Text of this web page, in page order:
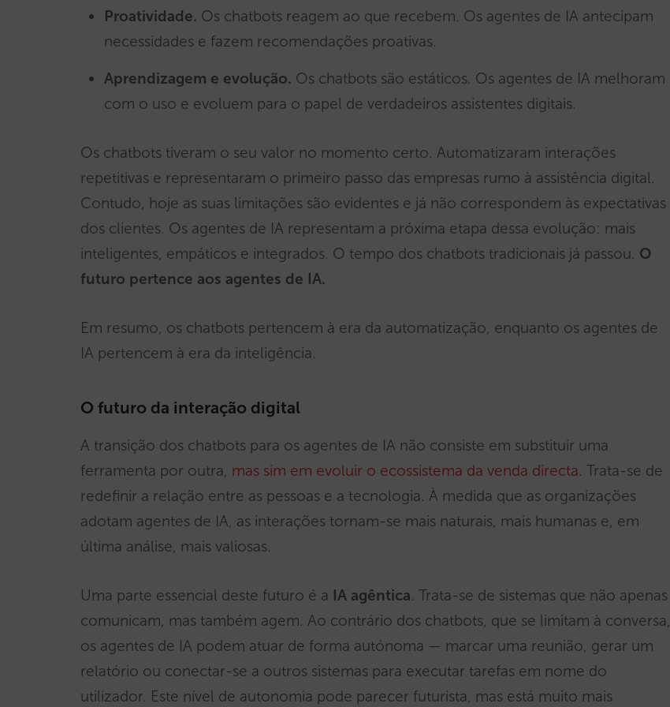
Proatividade. Os chatbots reagem ao que recebem. Os agentes de IA antecipam
necessidades e fazem recomendações proativas.
Aprendizagem e evolução. Os chatbots são estáticos. Os agentes de IA melhoram
com o uso e evoluem para o papel de verdadeiros assistentes digitais.
Os chatbots tiveram o seu valor no momento certo. Automatizaram interações
repetitivas e representaram o primeiro passo das empresas rumo à assistência digital.
Contudo, hoje as suas limitações são evidentes e já não correspondem às expectativas
dos clientes. Os agentes de IA representam a próxima etapa dessa evolução: mais
inteligentes, empáticos e integrados. O tempo dos chatbots tradicionais já passou. O
futuro pertence aos agentes de IA.
Em resumo, os chatbots pertencem à era da automatização, enquanto os agentes de
IA pertencem à era da inteligência.
O futuro da interação digital
A transição dos chatbots para os agentes de IA não consiste em substituir uma
ferramenta por outra, mas sim em evoluir o ecossistema da venda directa. Trata-se de
redefinir a relação entre as pessoas e a tecnologia. À medida que as organizações
adotam agentes de IA, as interações tornam-se mais naturais, mais humanas e, em
última análise, mais valiosas.
Uma parte essencial deste futuro é a IA agêntica. Trata-se de sistemas que não apenas
comunicam, mas também agem. Ao contrário dos chatbots, que se limitam à conversa,
os agentes de IA podem atuar de forma autónoma — marcar uma reunião, gerar um
relatório ou conectar-se a outros sistemas para executar tarefas em nome do
utilizador. Este nível de autonomia pode parecer futurista, mas está muito mais